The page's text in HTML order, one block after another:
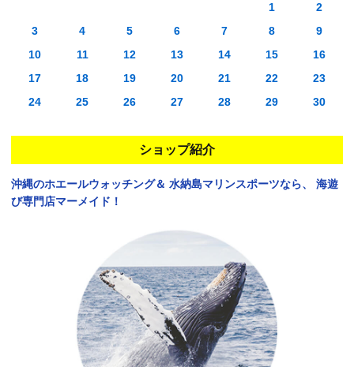
1
2
3
4 5 6 7 8
9
10
11 12 13 14 15
16
17
18 19 20 21 22
23
24
25 26 27 28 29 30
ショップ紹介
沖縄のホエールウォッチング＆ 水納島マリンスポーツなら、
海遊
び専門店マーメイド！